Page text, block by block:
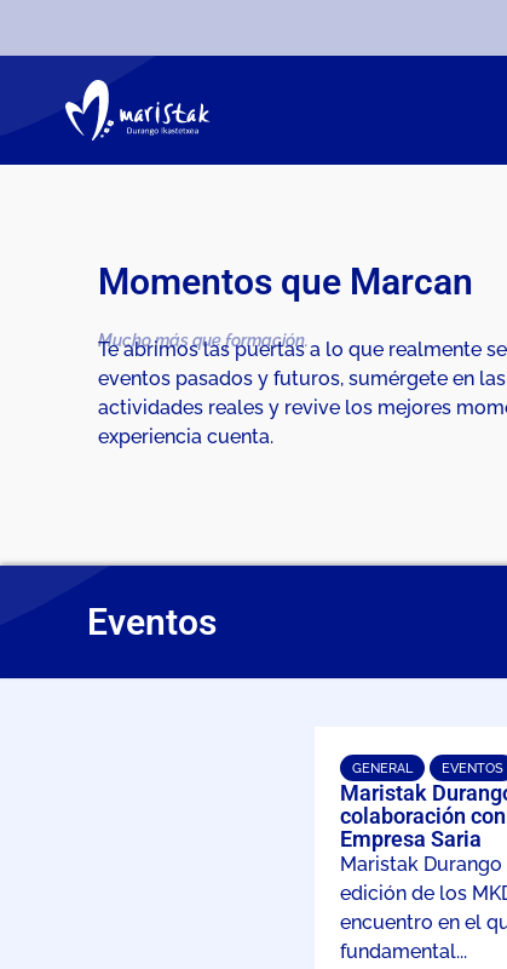
Momentos que Marcan
Mucho más que formación.
Te abrimos las puertas a lo que realmente
eventos pasados y futuros, sumérgete en
actividades reales y revive los mejores
experiencia cuenta.
Eventos
GENERAL EVENTOS
Maristak
colaboración
Empresa Saria
Maristak
edición de los
encuentro en el
fundamental...